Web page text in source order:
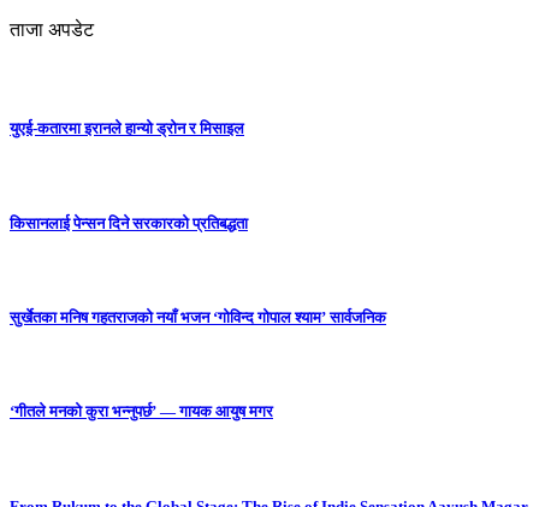
ताजा अपडेट
युएई-कतारमा इरानले हान्यो ड्रोन र मिसाइल
किसानलाई पेन्सन दिने सरकारको प्रतिबद्धता
सुर्खेतका मनिष गहतराजको नयाँ भजन ‘गोविन्द गोपाल श्याम’ सार्वजनिक
‘गीतले मनको कुरा भन्नुपर्छ’ — गायक आयुष मगर